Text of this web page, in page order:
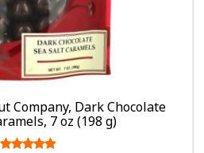
Company, Dark Chocolate
7 oz (198 g)